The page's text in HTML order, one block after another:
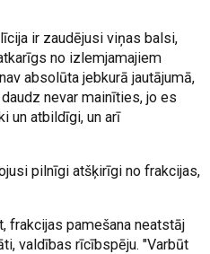
ir zaudējusi viņas balsi,
no izlemjamajiem
absolūta jebkurā jautājumā,
nevar mainīties, jo es
un atbildīgi, un arī
pilnīgi atšķirīgi no frakcijas,
frakcijas pamešana neatstāj
valdības rīcībspēju. "Varbūt